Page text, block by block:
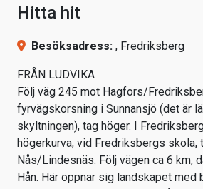
Hitta hit
Besöksadress: , Fredriksberg
FRÅN LUDVIKA
Följ väg 245 mot Hagfors/
fyrvägskorsning i Sunnansjö (det är
skyltningen), tag höger. I
högerkurva, vid Fredriksbergs skola,
Nås/Lindesnäs. Följ vägen ca 6 km,
Hån. Här öppnar sig landskapet med